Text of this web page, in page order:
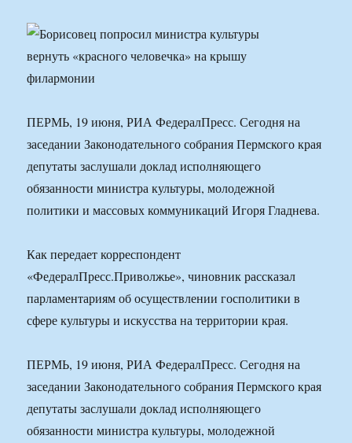
ПЕРМЬ, 19 июня, РИА ФедералПресс. Сегодня на
заседании Законодательного собрания Пермского края
депутаты заслушали доклад исполняющего
обязанности министра культуры, молодежной
политики и массовых коммуникаций Игоря Гладнева.
Как передает корреспондент
«ФедералПресс.Приволжье», чиновник рассказал
парламентариям об осуществлении госполитики в
сфере культуры и искусства на территории края.
ПЕРМЬ, 19 июня, РИА ФедералПресс. Сегодня на
заседании Законодательного собрания Пермского края
депутаты заслушали доклад исполняющего
обязанности министра культуры, молодежной